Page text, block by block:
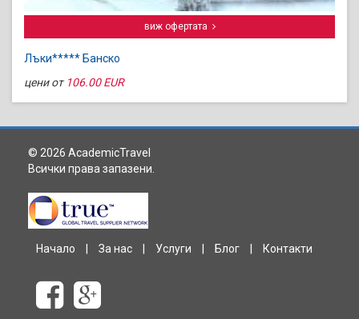
виж офертата
Лъки***** Банско
цени от 106.00 EUR
© 2026 AcademicTravel
Всички права запазени.
Начало | За нас | Услуги | Блог | Контакти